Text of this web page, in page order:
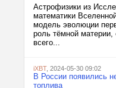
Астрофизики из
математики
модель эволюции
роль тёмной материи,
всего...
iXBT, 2024-05-30 09:02
В России появились
топлива